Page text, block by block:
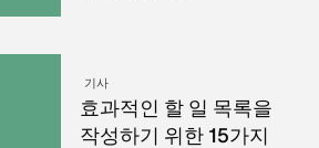
기사
효과적인 할 일 목록을
작성하기 위한 15가지